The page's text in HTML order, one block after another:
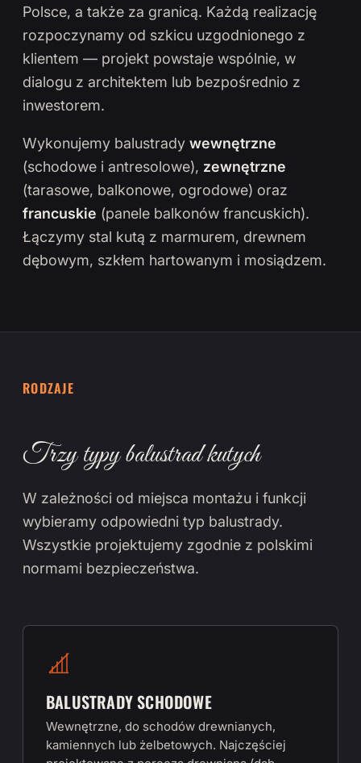
Polsce, a także za granicą. Każdą realizację
rozpoczynamy od szkicu uzgodnionego z
klientem — projekt powstaje wspólnie, w
dialogu z architektem lub bezpośrednio z
inwestorem.
Wykonujemy balustrady wewnętrzne
(schodowe i antresolowe), zewnętrzne
(tarasowe, balkonowe, ogrodowe) oraz
francuskie (panele balkonów francuskich).
Łączymy stal kutą z marmurem, drewnem
dębowym, szkłem hartowanym i mosiądzem.
RODZAJE
Trzy typy balustrad kutych
W zależności od miejsca montażu i funkcji
wybieramy odpowiedni typ balustrady.
Wszystkie projektujemy zgodnie z polskimi
normami bezpieczeństwa.
BALUSTRADY SCHODOWE
Wewnętrzne, do schodów drewnianych,
kamiennych lub żelbetowych. Najczęściej